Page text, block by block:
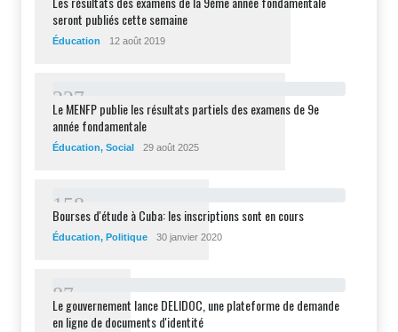
seront publiés cette semaine
Éducation 12 août 2019
227
Le MENFP publie les résultats partiels des examens de 9e
année fondamentale
Éducation, Social 29 août 2025
1 58
Bourses d'étude à Cuba: les inscriptions sont en cours
Éducation, Politique 30 janvier 2020
87
Le gouvernement lance DELIDOC, une plateforme de demande
en ligne de documents d'identité